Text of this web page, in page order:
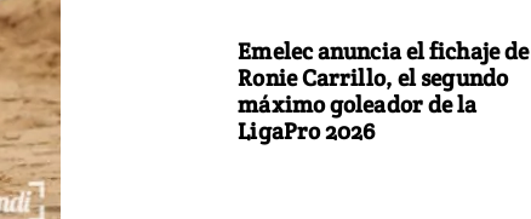
Emelec anuncia el fichaje de
Ronie Carrillo, el segundo
máximo goleador de la
LigaPro 2026